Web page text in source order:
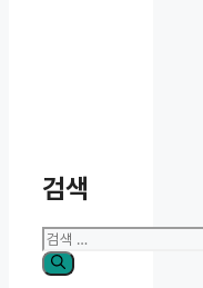
검색
검
색: